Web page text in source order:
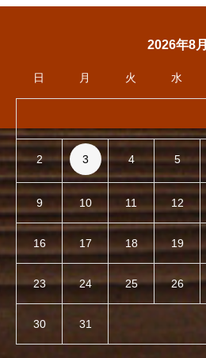
2026年8月
日 月 火 水
2 3 4 5
9 10 11 12
16 17 18 19
23 24 25 26
30 31